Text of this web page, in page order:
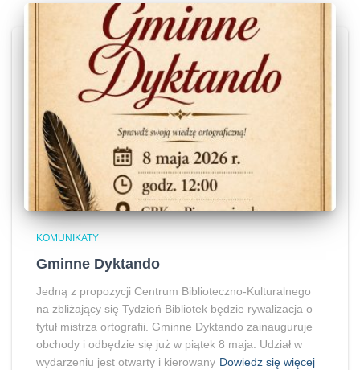
KOMUNIKATY
Gminne Dyktando
Jedną z propozycji Centrum Biblioteczno-Kulturalnego
na zbliżający się Tydzień Bibliotek będzie rywalizacja o
tytuł mistrza ortografii. Gminne Dyktando zainauguruje
obchody i odbędzie się już w piątek 8 maja. Udział w
wydarzeniu jest otwarty i kierowany Dowiedz się więcej